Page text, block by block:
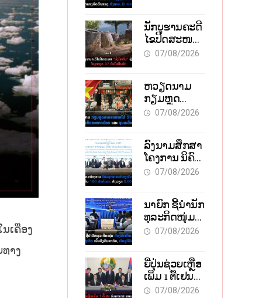
ເຄື່ອງ
າງ
ຂອງສົງຄາມ,
El nino
ນັກບູຮານຄະດີ
ໄຂປິດສະໜາ
“ທົ່ງໄຫຫີນ”
ໃນຫີນຍັກ
07/08/2026
ຫວຽດນາມ
ກຽມຫຼຸດ
ອາກອນລາຍ
ຂະໜາດນ້ອຍ
ແລະ ຈຸນລະ
ວິສາຫະກິດ
07/08/2026
ລົງນາມສຶກສາ
ໂຄງການ ນິຄົມ
ອຸດສາຫະກຳ
ທຶນ 150 ລ້ານ
ໂດລາ, ສ້າງ
ວຽກ 5.000
07/08/2026
ນາຍົກ ຊີ້ນຳນັກ
ທຸລະກິດໜຸ່ມ
ຕ້ອງນຳໜ້າແກ້
ເນັ້ນດຶງທຶນ
ສາກົນ, ຫັນສູ່
ດິຈິຕອນ
07/08/2026
ຍີ່ປຸ່ນຊ່ວຍເຫຼືອ
ເພີ່ມ 1 ຕື້ເຢນ
ອັບເກຣດ
07/08/2026